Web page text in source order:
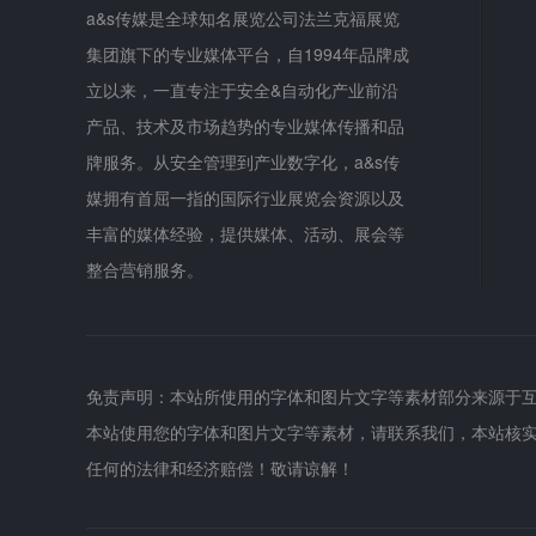
a&s传媒是全球知名展览公司法兰克福展览
集团旗下的专业媒体平台，自1994年品牌成
立以来，一直专注于安全&自动化产业前沿
产品、技术及市场趋势的专业媒体传播和品
牌服务。从安全管理到产业数字化，a&s传
媒拥有首屈一指的国际行业展览会资源以及
丰富的媒体经验，提供媒体、活动、展会等
整合营销服务。
免责声明：本站所使用的字体和图片文字等素材部分来源
本站使用您的字体和图片文字等素材，请联系我们，本站
任何的法律和经济赔偿！敬请谅解！